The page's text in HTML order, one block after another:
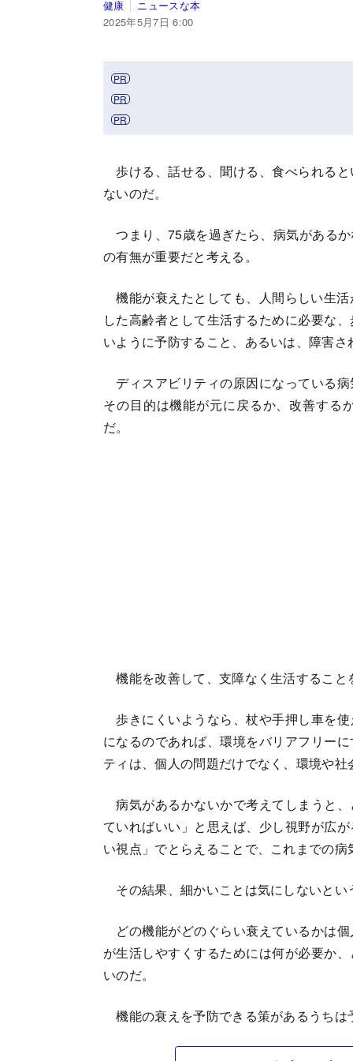
健康
ニュースな本
2025年5月7日 6:00
歩ける、話せる、聞ける、食べられる
ないのだ。
つまり、75歳を過ぎたら、病気がある
の有無が重要だと考える。
機能が衰えたとしても、人間らしい生
した高齢者として生活するために必要な
いように予防すること、あるいは、障害さ
ディスアビリティの原因になっている病
その目的は機能が元に戻るか、改善する
だ。
機能を改善して、支障なく生活すること
歩きにくいようなら、杖や手押し車を
になるのであれば、環境をバリアフリー
ティは、個人の問題だけでなく、環境や社
病気があるかないかで考えてしまうと
ていればいい」と思えば、少し視野が広
い視点」でとらえることで、これまでの病
その結果、細かいことは気にしないとい
どの機能がどのぐらい衰えているかは
が生活しやすくするためには何が必要か
いのだ。
機能の衰えを予防できる策があるうちは